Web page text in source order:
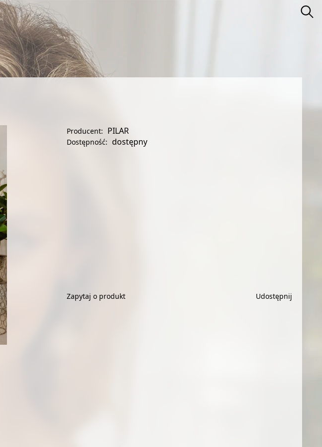
Producent: PILAR
Dostępność: dostępny
Zapytaj o produkt Udostępnij